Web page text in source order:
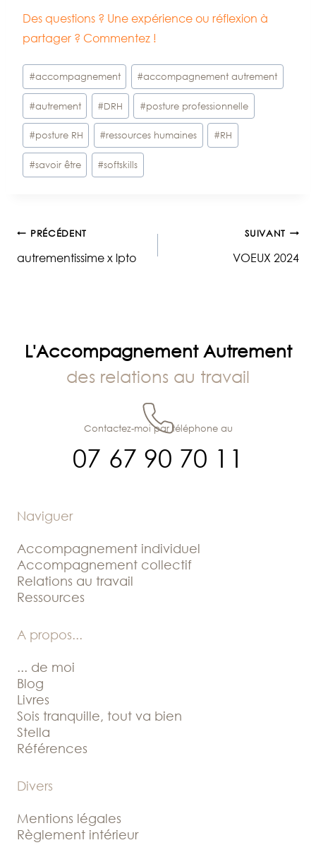
Des questions ? Une expérience ou réflexion à
partager ? Commentez !
Étiquettes
de
la
publication :
#accompagnement #accompagnement autrement
#autrement #DRH #posture professionnelle
#posture RH #ressources humaines #RH
#savoir être #softskills
Navigation
PRÉCÉDENT
autrementissime x lpto
SUIVANT
VOEUX 2024
L'Accompagnement Autrement
des relations au travail
07 67 90 70 11
Contactez-moi par téléphone au
Naviguer
Accompagnement individuel
Accompagnement collectif
Relations au travail
Ressources
A propos...
... de moi
Blog
Livres
Sois tranquille, tout va bien
Stella
Références
Divers
Mentions légales
Règlement intérieur